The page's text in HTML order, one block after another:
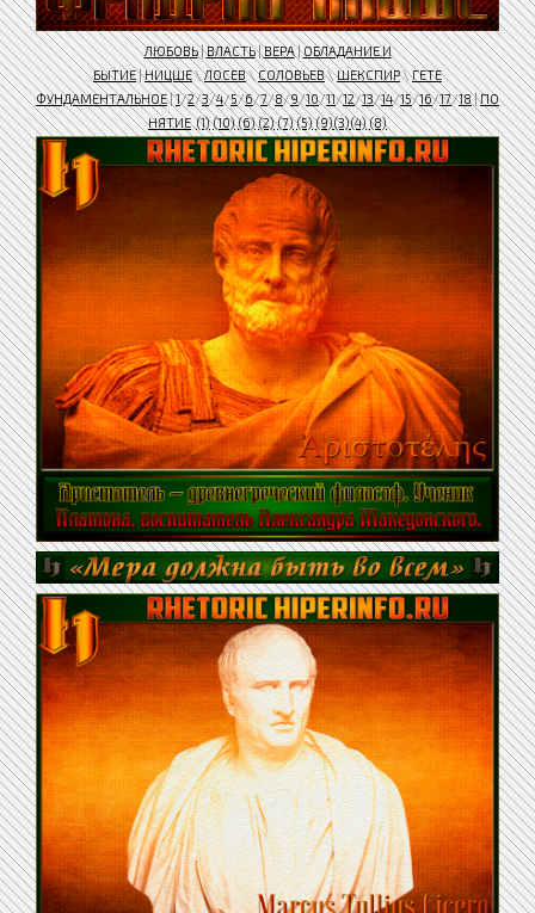
ЛЮБОВЬ|ВЛАСТЬ|ВЕРА|ОБЛАДАНИЕ И
БЫТИЕ|НИЦШЕ\ЛОСЕВ\СОЛОВЬЕВ\ШЕКСПИР\ГЕТЕ
ФУНДАМЕНТАЛЬНОЕ|1/2/3/4/5/6/7/8/9/10/11/12/13/14/15/16/17/18|ПО
НЯТИЕ (1)(10)(6)(2)(7)(5)(9)(3)(4)(8)